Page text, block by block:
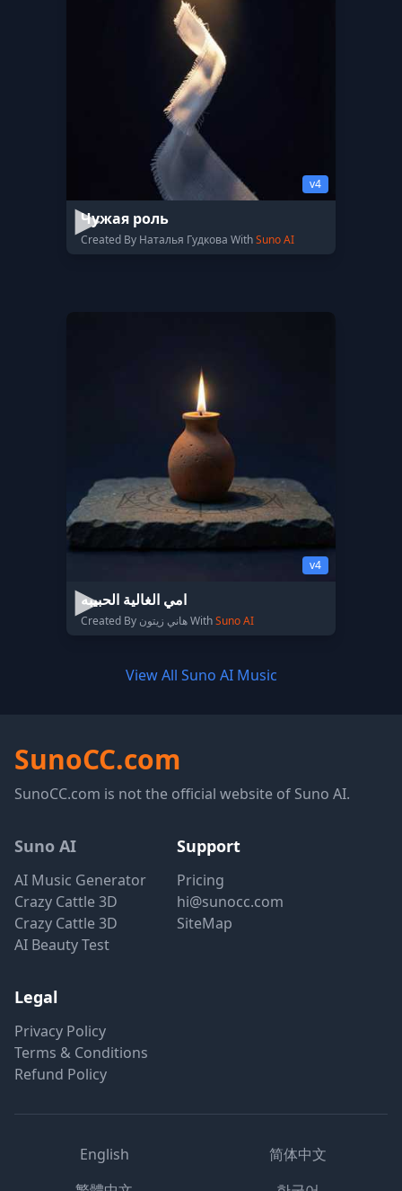
v4
Чужая роль
Created By Наталья Гудкова WithSuno AI
v4
امي الغالية الحبيبه
Created By هاني زيتون WithSuno AI
View All Suno AI Music
SunoCC.com
SunoCC.com is not the official website of Suno AI.
Suno AI
AI Music Generator
Crazy Cattle 3D
Crazy Cattle 3D
AI Beauty Test
Support
Pricing
hi@sunocc.com
SiteMap
Legal
Privacy Policy
Terms & Conditions
Refund Policy
English
简体中文